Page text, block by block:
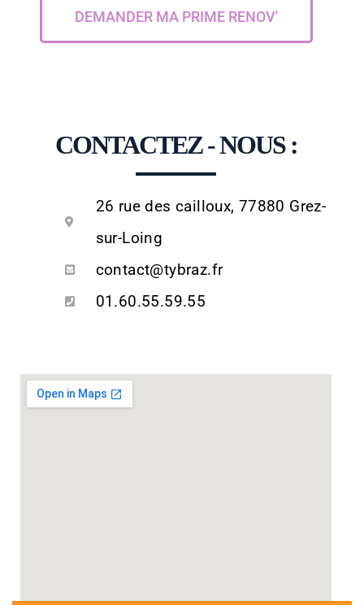
DEMANDER MA PRIME RENOV'
CONTACTEZ - NOUS :
26 rue des cailloux, 77880 Grez-
sur-Loing
contact@tybraz.fr
01.60.55.59.55